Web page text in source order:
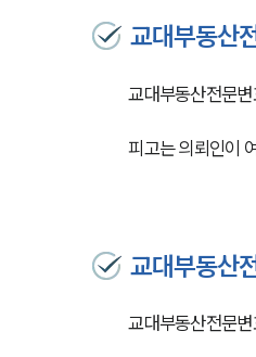
교대부동산
교대부동산전문
피고는 의뢰인이
교대부동산
교대부동산전문